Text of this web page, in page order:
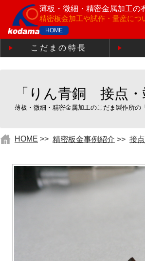
薄板・微細・精密金属加工の
精密板金加工や試作・量産につ
HOME
こだまの特長
「りん青銅 接点・
薄板・微細・精密金属加工のこだま製作所の
HOME >> 精密板金事例紹介 >> 接